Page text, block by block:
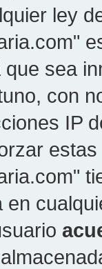
ley
sea
con
IP